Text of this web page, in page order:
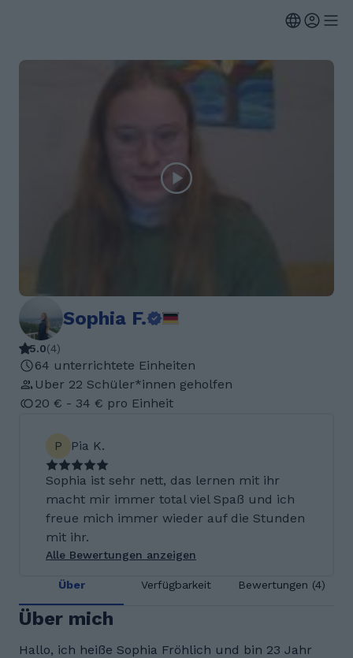
Sophia F.
5.0(4)
64 unterrichtete Einheiten
Uber 22 Schüler*innen geholfen
20 € - 34 € pro Einheit
P Pia K.
Sophia ist sehr nett, das lernen mit ihr
macht mir immer total viel Spaß und ich
freue mich immer wieder auf die Stunden
mit ihr.
Alle Bewertungen anzeigen
Über Verfügbarkeit Bewertungen (4)
Über mich
Hallo, ich heiße Sophia Fröhlich und bin 23 Jahr